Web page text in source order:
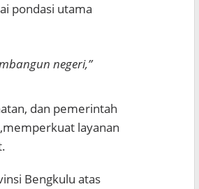
pondasi utama
negeri,”
dan pemerintah
layanan
Bengkulu atas